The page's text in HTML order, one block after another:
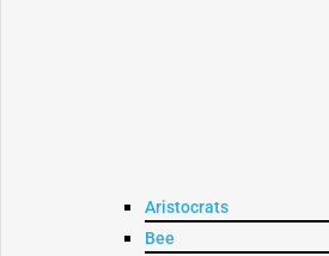
Aristocrats
Bee